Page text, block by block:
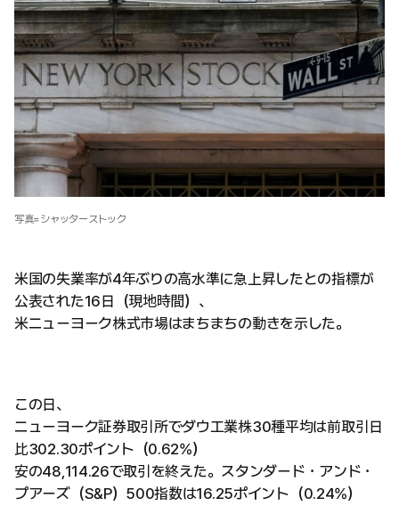
写真=シャッターストック
米国の失業率が4年ぶりの高水準に急上昇したとの指標が
公表された16日（現地時間）、
米ニューヨーク株式市場はまちまちの動きを示した。
この日、
ニューヨーク証券取引所でダウ工業株30種平均は前取引日
比302.30ポイント（0.62%）
安の48,114.26で取引を終えた。スタンダード・アンド・
プアーズ（S&P）500指数は16.25ポイント（0.24%）